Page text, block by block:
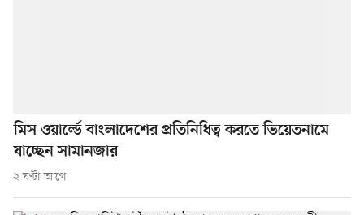
মিস ওয়ার্ল্ডে বাংলাদেশের প্রতিনিধিত্ব করতে ভিয়েতনামে
যাচ্ছেন সামানজার
২ ঘণ্টা আগে